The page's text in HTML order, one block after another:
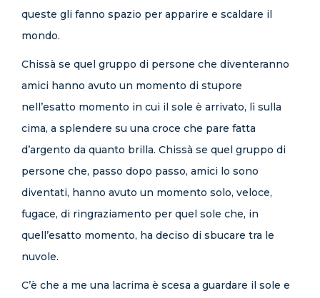
queste gli fanno spazio per apparire e scaldare il
mondo.
Chissà se quel gruppo di persone che diventeranno
amici hanno avuto un momento di stupore
nell’esatto momento in cui il sole è arrivato, lì sulla
cima, a splendere su una croce che pare fatta
d’argento da quanto brilla. Chissà se quel gruppo di
persone che, passo dopo passo, amici lo sono
diventati, hanno avuto un momento solo, veloce,
fugace, di ringraziamento per quel sole che, in
quell’esatto momento, ha deciso di sbucare tra le
nuvole.
C’è che a me una lacrima è scesa a guardare il sole e